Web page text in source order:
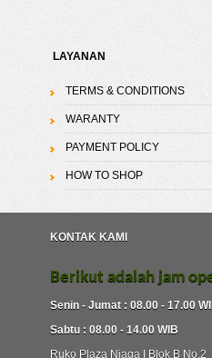
LAYANAN
TERMS & CONDITIONS
WARANTY
PAYMENT POLICY
HOW TO SHOP
KONTAK KAMI
Berikut adalah jam
Senin - Jumat : 08.00 - 17.00
Sabtu : 08.00 - 14.00 WIB
Ruko Plaza Niaga I Blok B No.2